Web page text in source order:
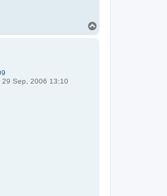
29 Sep, 2006 13:10